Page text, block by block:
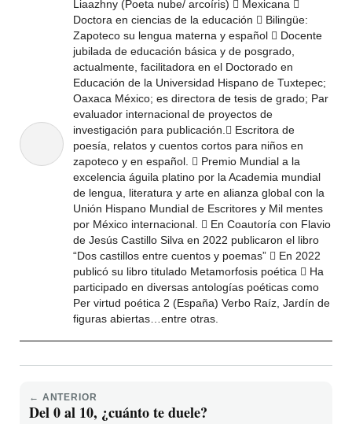
Liaazhny (Poeta nube/ arcoíris)  Mexicana 
Doctora en ciencias de la educación  Bilingüe:
Zapoteco su lengua materna y español  Docente
jubilada de educación básica y de posgrado,
actualmente, facilitadora en el Doctorado en
Educación de la Universidad Hispano de Tuxtepec;
Oaxaca México; es directora de tesis de grado; Par
evaluador internacional de proyectos de
investigación para publicación. Escritora de
poesía, relatos y cuentos cortos para niños en
zapoteco y en español.  Premio Mundial a la
excelencia águila platino por la Academia mundial
de lengua, literatura y arte en alianza global con la
Unión Hispano Mundial de Escritores y Mil mentes
por México internacional.  En Coautoría con Flavio
de Jesús Castillo Silva en 2022 publicaron el libro
“Dos castillos entre cuentos y poemas”  En 2022
publicó su libro titulado Metamorfosis poética  Ha
participado en diversas antologías poéticas como
Per virtud poética 2 (España) Verbo Raíz, Jardín de
figuras abiertas…entre otras.
← ANTERIOR
Del 0 al 10, ¿cuánto te duele?